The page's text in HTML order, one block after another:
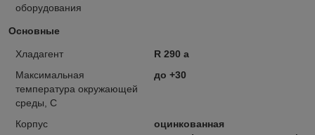
оборудования
Основные
Хладагент
R 290 a
Максимальная
температура окружающей
среды, С
до +30
Корпус
оцинкованная